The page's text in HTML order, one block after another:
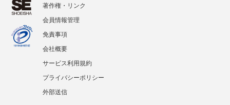
著作権・リンク
会員情報管理
免責事項
会社概要
サービス利用規約
プライバシーポリシー
外部送信